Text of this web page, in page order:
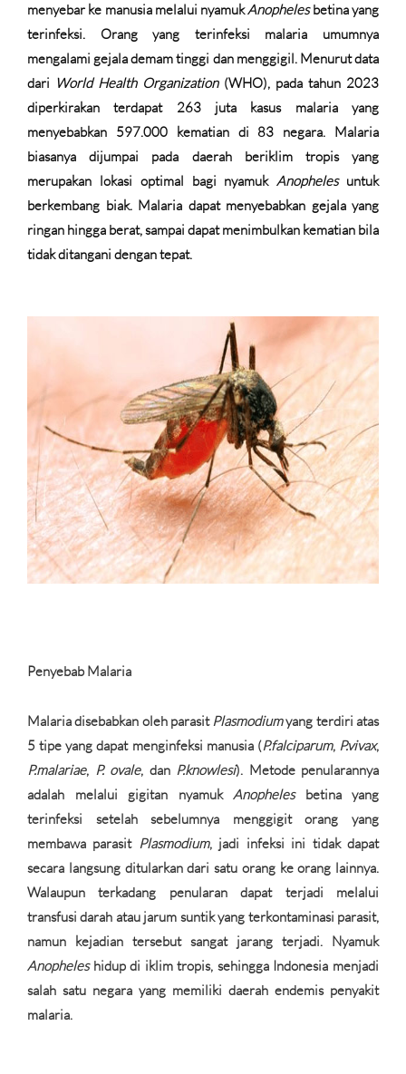
menyebar ke manusia melalui nyamukAnophelesbetina yang
terinfeksi. Orang yang terinfeksi malaria umumnya
mengalami gejala demam tinggi dan menggigil. Menurut data
dari World Health Organization(WHO), pada tahun 2023
diperkirakan terdapat 263 juta kasus malaria yang
menyebabkan 597.000 kematian di 83 negara. Malaria
biasanya dijumpai pada daerah beriklim tropis yang
merupakan lokasi optimal bagi nyamukAnophelesuntuk
berkembang biak. Malaria dapat menyebabkan gejala yang
ringan hingga berat, sampai dapat menimbulkan kematian bila
tidak ditangani dengan tepat.
Penyebab Malaria
Malaria disebabkan oleh parasitPlasmodiumyang terdiri atas
5 tipe yang dapat menginfeksi manusia (P.falciparum, P.vivax,
P.malariae, P. ovale, dan P.knowlesi). Metode penularannya
adalah melalui gigitan nyamuk Anopheles betina yang
terinfeksi setelah sebelumnya menggigit orang yang
membawa parasit Plasmodium, jadi infeksi ini tidak dapat
secara langsung ditularkan dari satu orang ke orang lainnya.
Walaupun terkadang penularan dapat terjadi melalui
transfusi darah atau jarum suntik yang terkontaminasi parasit,
namun kejadian tersebut sangat jarang terjadi. Nyamuk
Anopheleshidup di iklim tropis, sehingga Indonesia menjadi
salah satu negara yang memiliki daerah endemis penyakit
malaria.